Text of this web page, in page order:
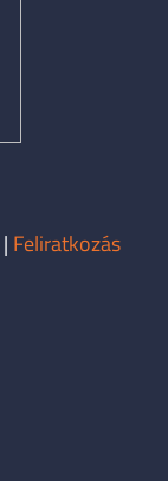
| Feliratkozás